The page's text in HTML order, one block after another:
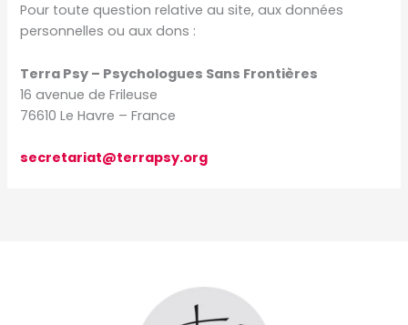
Pour toute question relative au site, aux données
personnelles ou aux dons :
Terra Psy – Psychologues Sans Frontières
16 avenue de Frileuse
76610 Le Havre – France
secretariat@terrapsy.org